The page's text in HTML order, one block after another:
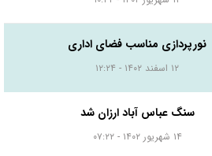
نورپردازی مناسب فضای اداری
سنگ عباس آباد ارزان شد
۱۴ شهریور ۱۴۰۲ - ۰۷:۲۲